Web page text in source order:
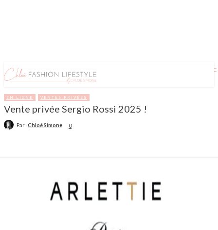
EN LIGNE VENTES PRIVÉES
Vente privée Sergio Rossi 2025 !
Par Chloé Simone 0